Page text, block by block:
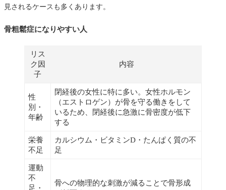
見されるケースも多くあります。
骨粗鬆症になりやすい人
リス
ク因
子
内容
性
別・
年齢
閉経後の女性に特に多い。女性ホルモン
（エストロゲン）が骨を守る働きをして
いるため、閉経後に急激に骨密度が低下
する
栄養
不足
カルシウム・ビタミンD・たんぱく質の不
足
運動
不
足・
骨への物理的な刺激が減ることで骨形成